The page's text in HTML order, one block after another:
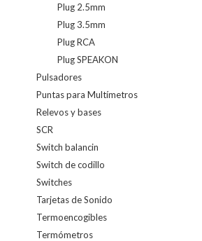
Plug 2.5mm
Plug 3.5mm
Plug RCA
Plug SPEAKON
Pulsadores
Puntas para Multímetros
Relevos y bases
SCR
Switch balancin
Switch de codillo
Switches
Tarjetas de Sonido
Termoencogibles
Termómetros